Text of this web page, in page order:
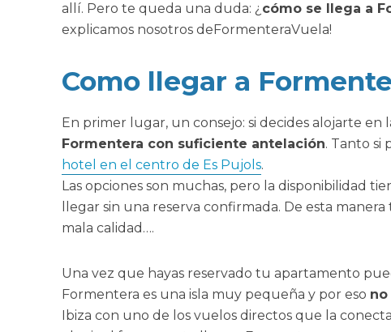
allí. Pero te queda una duda: ¿ cómo se llega a
explicamos nosotros deFormenteraVuela!
Como llegar a
En primer lugar, un consejo: si decides alojarte en
Formentera con suficiente antelación. Tanto si
hotel en el centro de Es Pujols.
Las opciones son muchas, pero la disponibilidad
llegar sin una reserva confirmada. De esta
mala calidad….
Una vez que hayas reservado tu apartamento
Formentera es una isla muy pequeña y por eso
Ibiza con uno de los vuelos directos que la